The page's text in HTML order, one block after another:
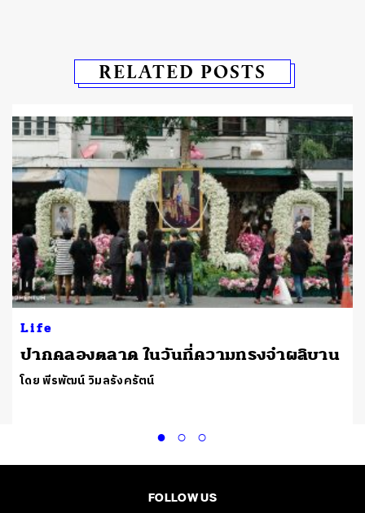
RELATED POSTS
Life
ปากคลองตลาด ในวันที่ความทรงจำผลิบาน
โดย พีรพัฒน์ วิมลรังครัตน์
FOLLOW US